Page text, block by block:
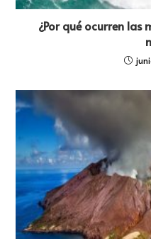
¿Por qué ocurren las